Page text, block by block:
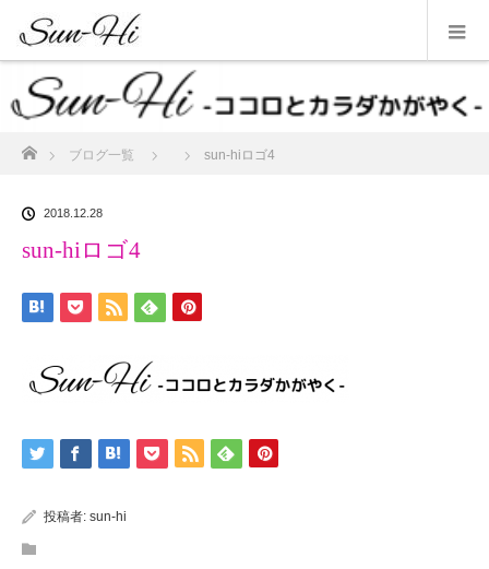
ブログ一覧 sun-hiロゴ4
2018.12.28
sun-hiロゴ4
投稿者: sun-hi